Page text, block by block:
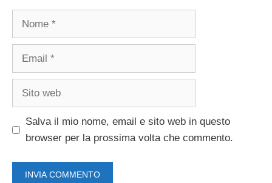
Nome
Email
Sito
Salva il mio nome, email e sito web in questo
browser per la prossima volta che commento.